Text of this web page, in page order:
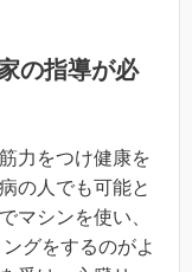
の指導が必
力をつけ健康を
の人でも可能と
マシンを使い、
グをするのがよ